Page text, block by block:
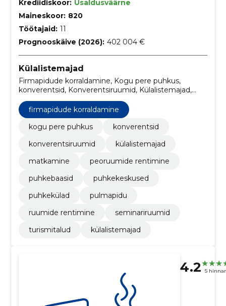
Krediidiskoor: Usaldusväärne
Maineskoor: 820
Töötajaid: 11
Prognooskäive (2026): 402 004 €
Külalistemajad
Firmapidude korraldamine, Kogu pere puhkus,
konverentsid, Konverentsiruumid, Külalistemajad,
Matkamine, Peoruumide rentimine, Puhkebaasid,
Puhkekeskused, puhkekülad
firmapidude korraldamine
kogu pere puhkus
konverentsid
konverentsiruumid
külalistemajad
matkamine
peoruumide rentimine
puhkebaasid
puhkekeskused
puhkekülad
pulmapidu
ruumide rentimine
seminariruumid
turismitalud
külalistemajad
4.2 5